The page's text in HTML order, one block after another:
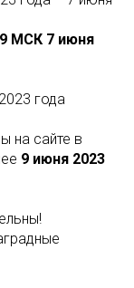
МСК 7 июня
года
на сайте в
9 июня 2023